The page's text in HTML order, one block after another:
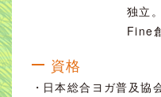
独立
Fine
資格
日本総合ヨガ普及協